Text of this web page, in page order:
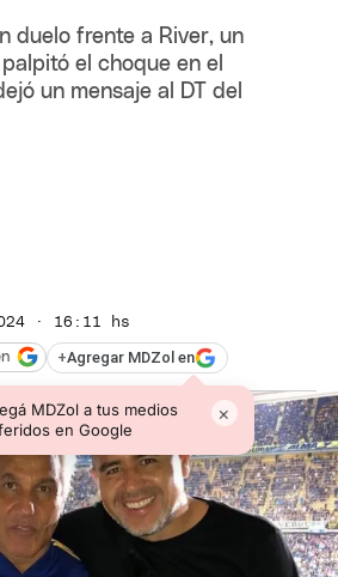
duelo frente a River, un
el choque en el
un mensaje al DT del
· 16:11 hs
+Agregar MDZol en
MDZol a tus medios
en Google
×